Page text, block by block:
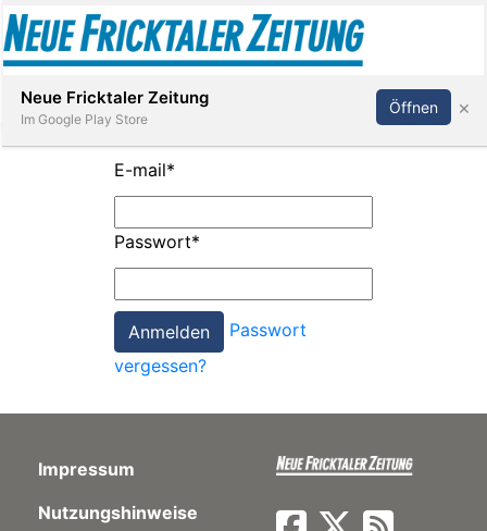
Paper
App
Abonnieren Anmelden
E-mail*
Passwort*
Passwort
vergessen?
Impressum
Nutzungshinweise
Neue Fricktaler Zeitung
Im Google Play Store
Öffnen ×